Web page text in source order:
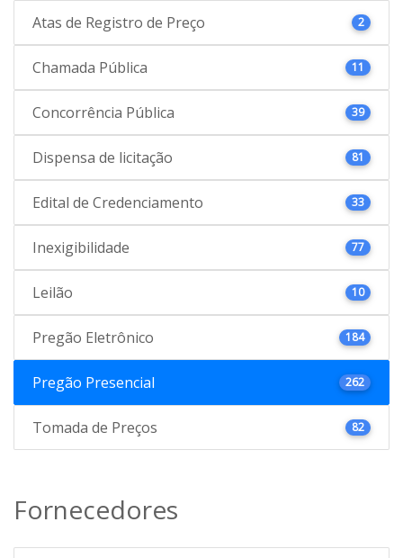
Atas de Registro de Preço 2
Chamada Pública 11
Concorrência Pública 39
Dispensa de licitação 81
Edital de Credenciamento 33
Inexigibilidade 77
Leilão 10
Pregão Eletrônico 184
Pregão Presencial 262
Tomada de Preços 82
Fornecedores